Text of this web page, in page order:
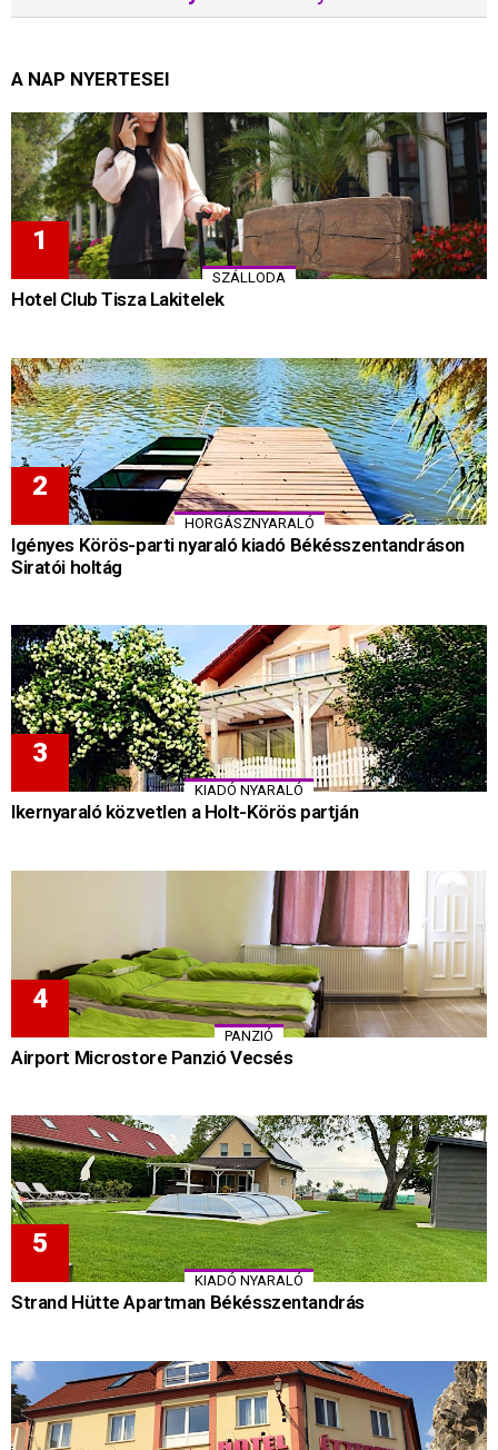
A NAP NYERTESEI
SZÁLLODA
Hotel Club Tisza Lakitelek
HORGÁSZNYARALÓ
Igényes Körös-parti nyaraló kiadó Békésszentandráson
Siratói holtág
KIADÓ NYARALÓ
Ikernyaraló közvetlen a Holt-Körös partján
PANZIÓ
Airport Microstore Panzió Vecsés
KIADÓ NYARALÓ
Strand Hütte Apartman Békésszentandrás